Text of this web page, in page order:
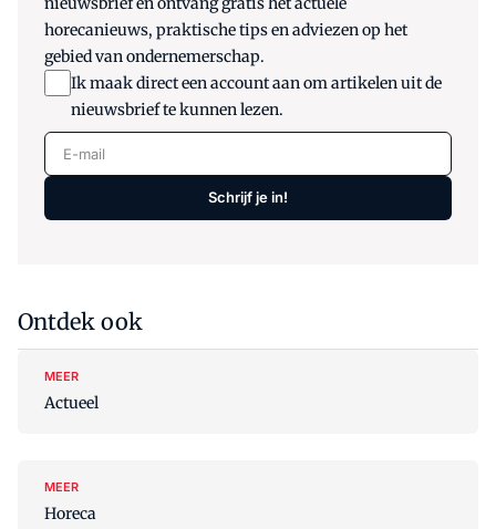
horecanieuws, praktische tips en adviezen op het
gebied van ondernemerschap.
Ik maak direct een account aan om artikelen uit de
nieuwsbrief te kunnen lezen.
E-mail
Schrijf je in!
Ontdek ook
MEER
Actueel
MEER
Horeca